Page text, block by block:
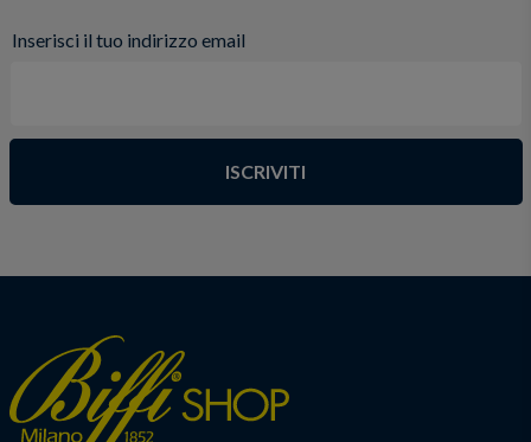
Inserisci il tuo indirizzo email
ISCRIVITI